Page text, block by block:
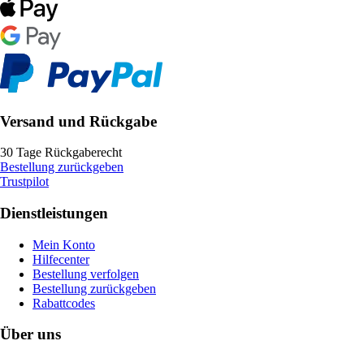
Versand und Rückgabe
30 Tage Rückgaberecht
Bestellung zurückgeben
Trustpilot
Dienstleistungen
Mein Konto
Hilfecenter
Bestellung verfolgen
Bestellung zurückgeben
Rabattcodes
Über uns